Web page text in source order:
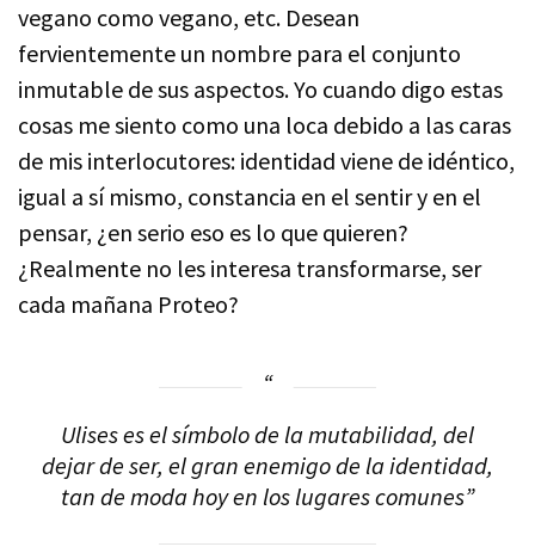
vegano como vegano, etc. Desean
fervientemente un nombre para el conjunto
inmutable de sus aspectos. Yo cuando digo estas
cosas me siento como una loca debido a las caras
de mis interlocutores: identidad viene de idéntico,
igual a sí mismo, constancia en el sentir y en el
pensar, ¿en serio eso es lo que quieren?
¿Realmente no les interesa transformarse, ser
cada mañana Proteo?
Ulises es el símbolo de la mutabilidad, del
dejar de ser, el gran enemigo de la identidad,
tan de moda hoy en los lugares comunes”